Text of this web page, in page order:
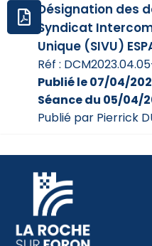
Désignation des
Syndicat
Unique (SIVU)
Réf :
Publié le 07/04/
Séance du 05/04/
Publié par Pierrick